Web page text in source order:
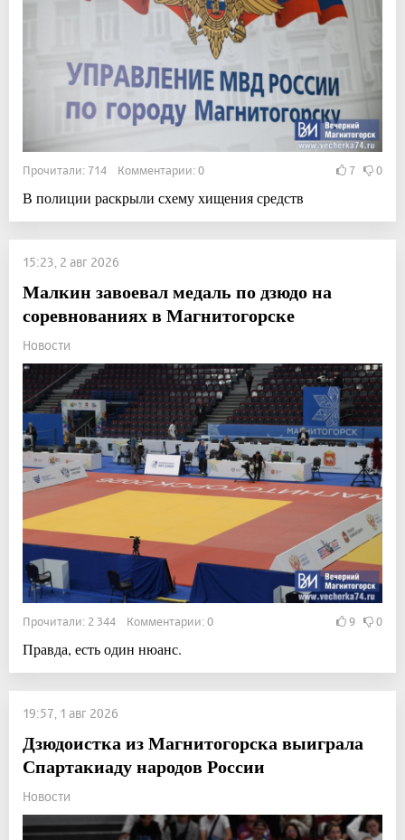
Прочитали: 714 Комментарии: 0 7 0
В полиции раскрыли схему хищения средств
15:23, 2 авг 2026
Малкин завоевал медаль по дзюдо на
соревнованиях в Магнитогорске
Новости
Прочитали: 2 344 Комментарии: 0 9 0
Правда, есть один нюанс.
19:57, 1 авг 2026
Дзюдоистка из Магнитогорска выиграла
Спартакиаду народов России
Новости